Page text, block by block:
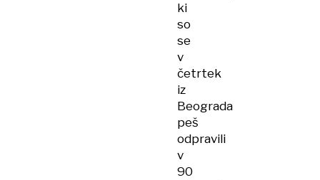
ki
so
se
v
četrtek
iz
Beograda
peš
odpravili
v
90